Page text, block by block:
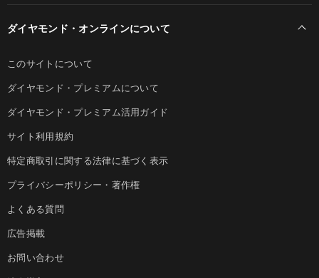
ダイヤモンド・オンラインについて
このサイトについて
ダイヤモンド・プレミアムについて
ダイヤモンド・プレミアム活用ガイド
サイト利用規約
特定商取引に関する法律に基づく表示
プライバシーポリシー・著作権
よくある質問
広告掲載
お問い合わせ